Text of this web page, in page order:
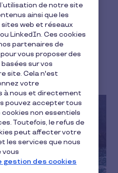
:
juin 2025
de notre site
ainsi que les
web et réseaux
LinkedIn. Ces cookies
partenaires de
vous proposer des
sur vos
site. Cela n'est
votre
à nous et directement
pouvez accepter tous
cookies non essentiels
Toutefois, le refus de
peut affecter votre
les services que nous
vous
gestion des cookies